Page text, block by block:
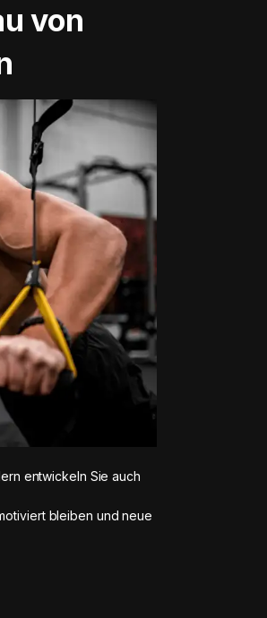
von
entwickeln Sie auch
bleiben und neue